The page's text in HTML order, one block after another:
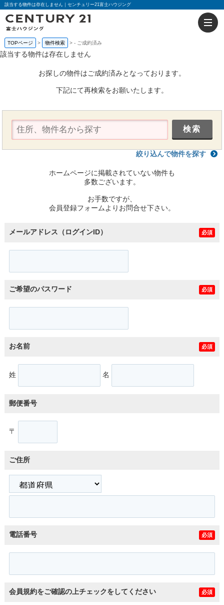
該当する物件は存在しません｜センチュリー21富士ハウジング
TOPページ 物件検索 - ご成約済み
該当する物件は存在しません
お探しの物件はご成約済みとなっております。
下記にて再検索をお願いたします。
絞り込んで物件を探す
ホームページに掲載されていない物件も
多数ございます。
お手数ですが、
会員登録フォームよりお問合せ下さい。
メールアドレス（ログインID） 必須
ご希望のパスワード 必須
お名前 必須
姓 名
郵便番号
〒
ご住所
電話番号 必須
会員規約をご確認の上チェックをしてください 必須